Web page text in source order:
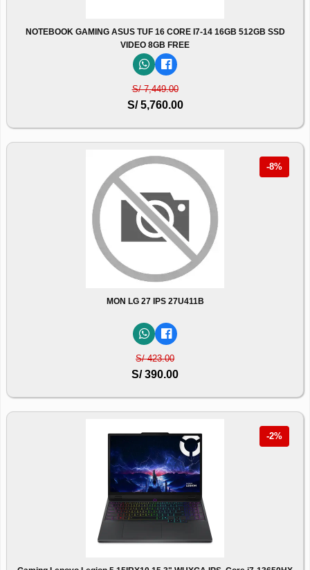
NOTEBOOK GAMING ASUS TUF 16 CORE I7-14 16GB 512GB SSD
VIDEO 8GB FREE
S/ 7,449.00
S/ 5,760.00
-8%
MON LG 27 IPS 27U411B
S/ 423.00
S/ 390.00
-2%